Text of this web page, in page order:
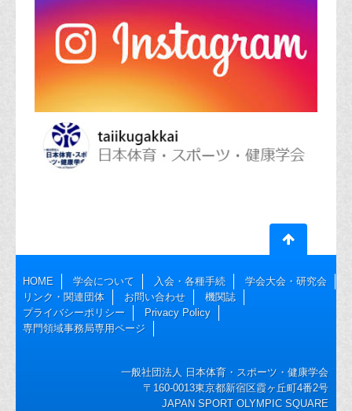
HOME 学会について 入会・各種手続
学会大会・研究会
リンク・関連団体
お問い合わせ
機関誌
プライバシーポリシー
Privacy Policy
専門領域事務局専用ページ
一般社団法人 日本体育・スポーツ・健康学会
〒160-0013東京都新宿区霞ヶ丘町4番2号
JAPAN SPORT OLYMPIC SQUARE